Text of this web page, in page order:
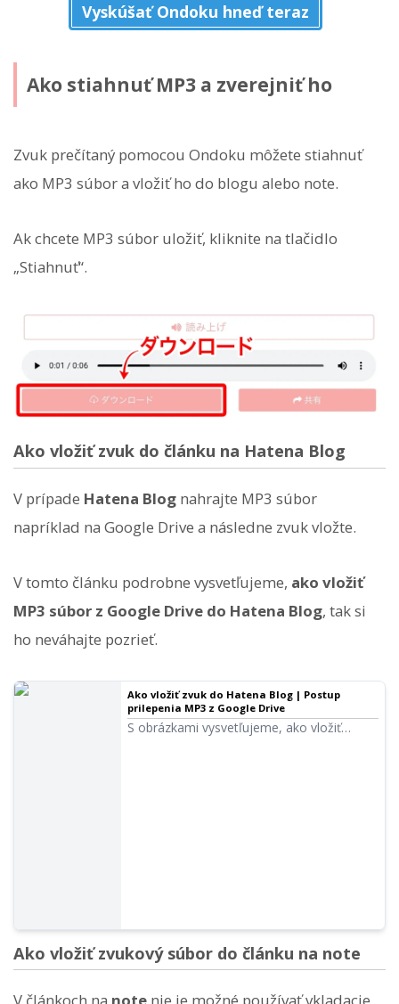
Vyskúšať Ondoku hneď teraz
Ako stiahnuť MP3 a zverejniť ho
Zvuk prečítaný pomocou Ondoku môžete stiahnuť
ako MP3 súbor a vložiť ho do blogu alebo note.
Ak chcete MP3 súbor uložiť, kliknite na tlačidlo
„Stiahnuť“.
Ako vložiť zvuk do článku na Hatena Blog
V prípade Hatena Blog nahrajte MP3 súbor
napríklad na Google Drive a následne zvuk vložte.
V tomto článku podrobne vysvetľujeme, ako vložiť
MP3 súbor z Google Drive do Hatena Blog, tak si
ho neváhajte pozrieť.
Ako vložiť zvuk do Hatena Blog | Postup
prilepenia MP3 z Google Drive
S obrázkami vysvetľujeme, ako vložiť
Ako vložiť zvukový súbor do článku na note